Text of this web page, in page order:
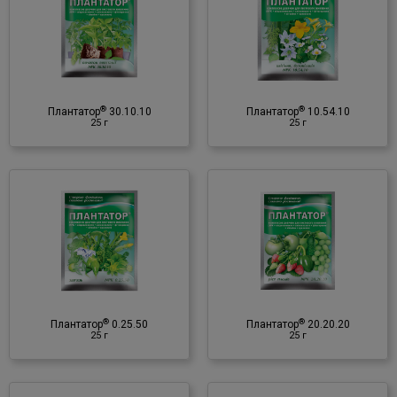
Плантатор®30.10.10
25 г
Плантатор®10.54.10
25 г
Мінеральне добриво
♦ NPK
♦ мікроелементи
♦ фітогормони
♦ вітаміни
Плантатор® 0.25.50
25 г
Плантатор®20.20.20
25 г
25 г
Мінеральне добриво
♦ NPK
♦ мікроелементи
♦ фітогормони
♦ вітаміни